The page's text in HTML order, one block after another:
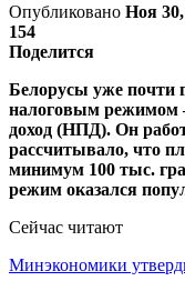
Опубликовано Ноя
154
Поделится
Белорусы уже почти
налоговым режимом
доход (НПД). Он
рассчитывало, что
минимум 100 тыс.
режим оказался
Сейчас читают
Минэкономики